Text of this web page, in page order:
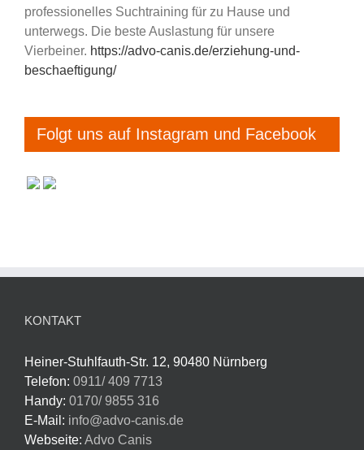
professionelles Suchtraining für zu Hause und
unterwegs. Die beste Auslastung für unsere
Vierbeiner. https://advo-canis.de/erziehung-und-
beschaeftigung/
Folgt uns auf Instagram und Facebook
KONTAKT
Heiner-Stuhlfauth-Str. 12, 90480 Nürnberg
Telefon: 0911/ 409 7713
Handy: 0170/ 9855 316
E-Mail: info@advo-canis.de
Webseite: Advo Canis